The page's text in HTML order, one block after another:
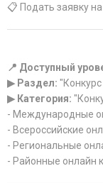
📋 Подать заявку
📍 Доступный
▶ Раздел:
▶ Категория:
- Международные
- Всероссийские
- Региональные
- Районные онлайн